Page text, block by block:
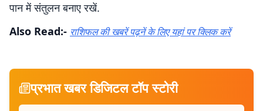
पान में संतुलन बनाए रखें.
Also Read:- राशिफल की खबरें पढ़नें के लिए यहां पर क्लिक करें
प्रभात खबर डिजिटल टॉप स्टोरी